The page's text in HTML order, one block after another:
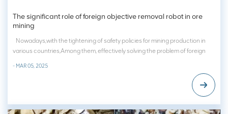
The significant role of foreign objective removal robot in ore
mining
Nowadays,with the tightening of safety policies for mining production in
various countries,Among them, effectively solving the problem of foreign
- MAR 05, 2025